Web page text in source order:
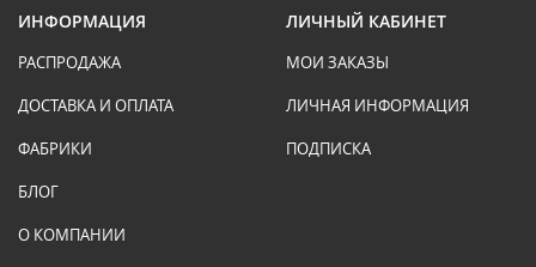
ИНФОРМАЦИЯ
РАСПРОДАЖА
ДОСТАВКА И ОПЛАТА
ФАБРИКИ
БЛОГ
О КОМПАНИИ
ЛИЧНЫЙ КАБИНЕТ
МОИ ЗАКАЗЫ
ЛИЧНАЯ ИНФОРМАЦИЯ
ПОДПИСКА